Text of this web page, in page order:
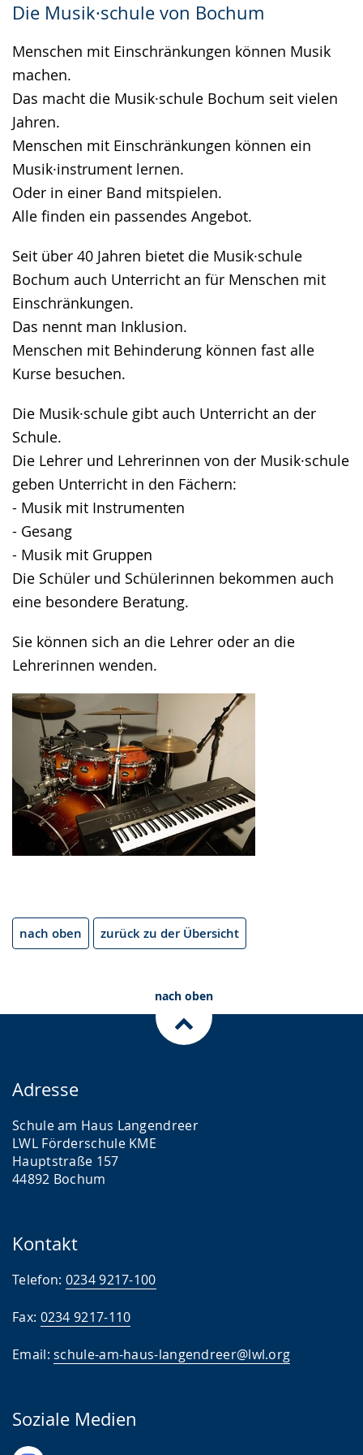
angezeigt.
Die Musik·schule von Bochum
Menschen mit Einschränkungen können Musik
machen.
Das macht die Musik·schule Bochum seit vielen
Jahren.
Menschen mit Einschränkungen können ein
Musik·instrument lernen.
Oder in einer Band mitspielen.
Alle finden ein passendes Angebot.
Seit über 40 Jahren bietet die Musik·schule
Bochum auch Unterricht an für Menschen mit
Einschränkungen.
Das nennt man Inklusion.
Menschen mit Behinderung können fast alle
Kurse besuchen.
Die Musik·schule gibt auch Unterricht an der
Schule.
Die Lehrer und Lehrerinnen von der Musik·schule
geben Unterricht in den Fächern:
- Musik mit Instrumenten
- Gesang
- Musik mit Gruppen
Die Schüler und Schülerinnen bekommen auch
eine besondere Beratung.
Sie können sich an die Lehrer oder an die
Lehrerinnen wenden.
nach oben zurück zu der Übersicht
nach oben
Adresse
Schule am Haus Langendreer
LWL Förderschule KME
Hauptstraße 157
44892 Bochum
Kontakt
Telefon: 0234 9217-100
Fax: 0234 9217-110
Email:schule-am-haus-langendreer@lwl.org
Soziale Medien